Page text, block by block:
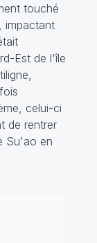
touché
impactant
Est de l'île
celui-ci
de rentrer
Su'ao en